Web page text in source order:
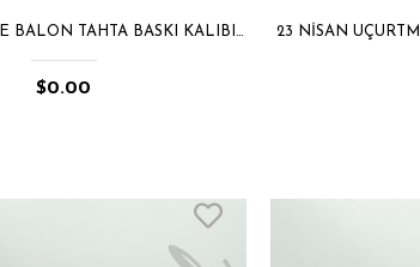
23 NISAN KIZ VE BALON TAHTA BASKI KALIBI 1402
$0.00
23 NISAN